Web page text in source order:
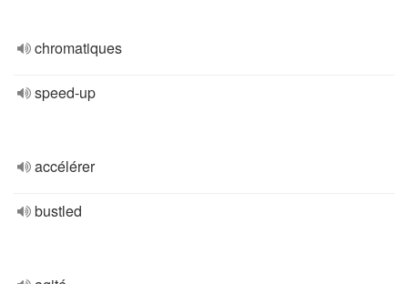
chromatiques
speed-up
accélérer
bustled